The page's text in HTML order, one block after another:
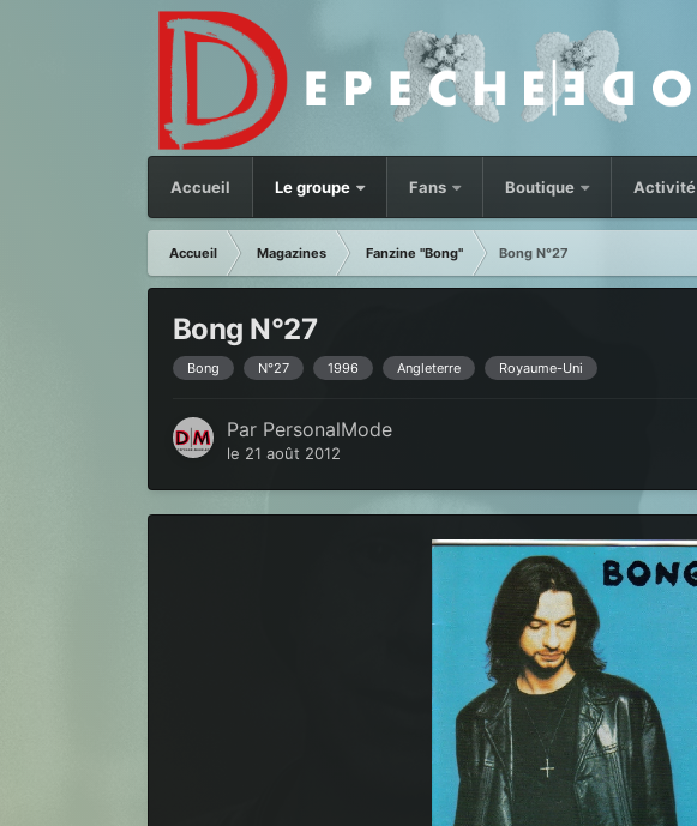
Accueil Le groupe Fans Boutique Activité
Accueil Magazines Fanzine "Bong"
Bong N°27
Bong N°27
Bong N°27 1996 Angleterre Royaume-Uni
Par PersonalMode
le 21 août 2012